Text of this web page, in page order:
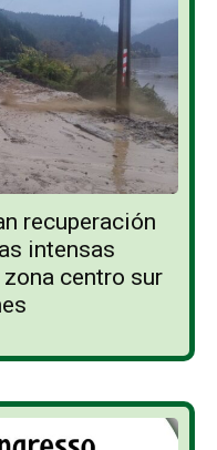
recuperación
intensas
centro sur